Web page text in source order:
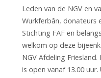
Leden van de NGV en
Wurkferbân, donateurs
Stichting FAF en
welkom op deze
NGV Afdeling
is open vanaf 13.00